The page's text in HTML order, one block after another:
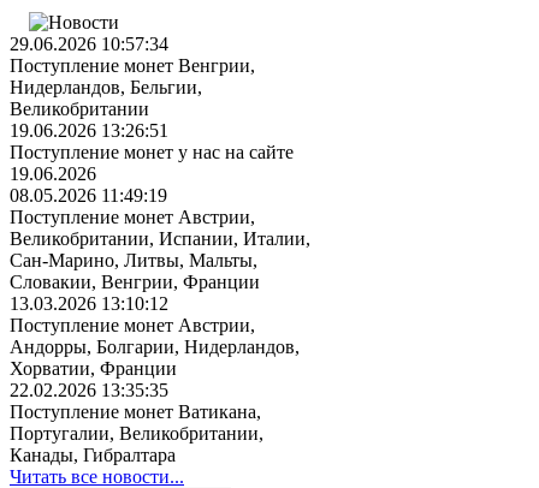
29.06.2026 10:57:34
Поступление монет Венгрии,
Нидерландов, Бельгии,
Великобритании
19.06.2026 13:26:51
Поступление монет у нас на сайте
19.06.2026
08.05.2026 11:49:19
Поступление монет Австрии,
Великобритании, Испании, Италии,
Сан-Марино, Литвы, Мальты,
Словакии, Венгрии, Франции
13.03.2026 13:10:12
Поступление монет Австрии,
Андорры, Болгарии, Нидерландов,
Хорватии, Франции
22.02.2026 13:35:35
Поступление монет Ватикана,
Португалии, Великобритании,
Канады, Гибралтара
Читать все новости...